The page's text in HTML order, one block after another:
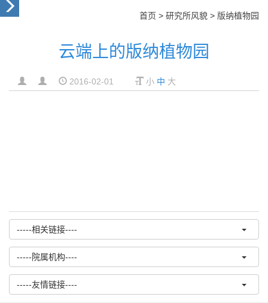
首页 > 研究所风貌 > 版纳植物园
云端上的版纳植物园
2016-02-01 小 中 大
-----相关链接----
-----院属机构----
-----友情链接----